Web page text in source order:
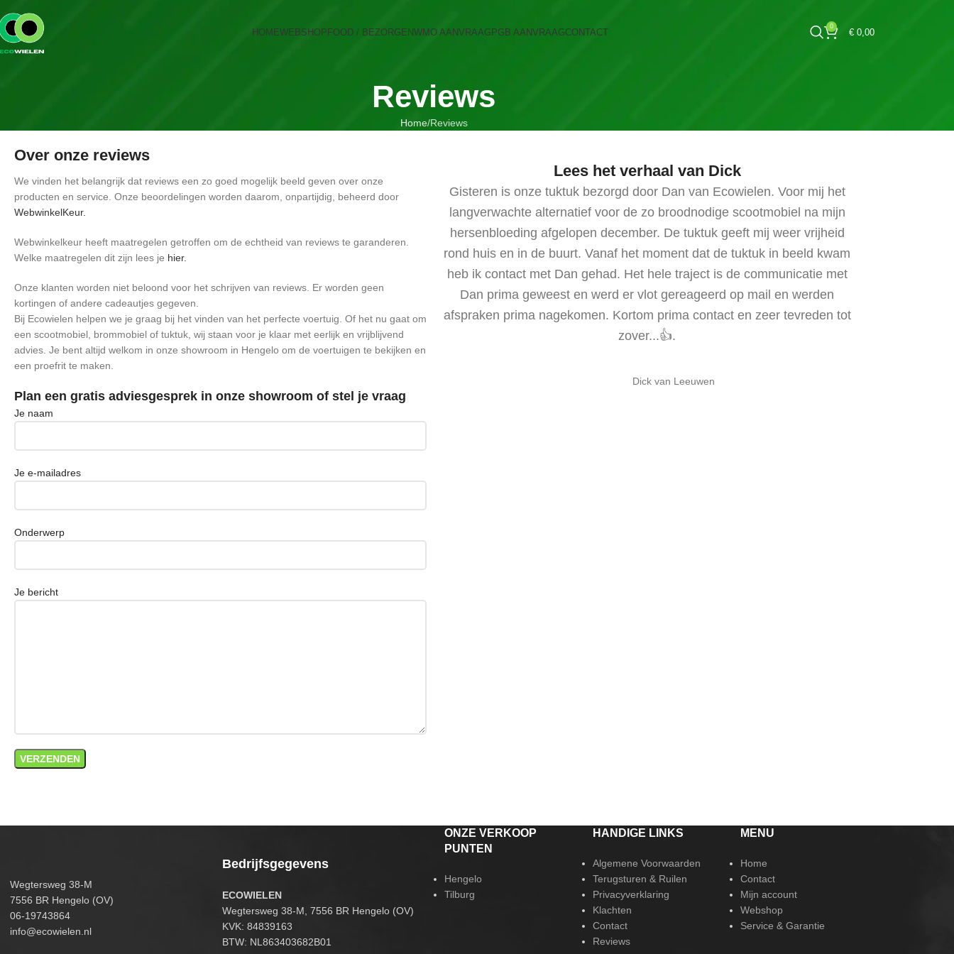
HOMEWEBSHOPFOOD / BEZORGENWMO AANVRAAGPGB AANVRAAGCONTACT
0
€ 0,00
Reviews
Home Reviews
Over onze reviews
We vinden het belangrijk dat reviews een zo goed mogelijk beeld geven over onze
producten en service. Onze beoordelingen worden daarom, onpartijdig, beheerd door
WebwinkelKeur.
Webwinkelkeur heeft maatregelen getroffen om de echtheid van reviews te garanderen.
Welke maatregelen dit zijn lees je hier.
Onze klanten worden niet beloond voor het schrijven van reviews. Er worden geen
kortingen of andere cadeautjes gegeven.
Bij Ecowielen helpen we je graag bij het vinden van het perfecte voertuig. Of het nu gaat om
een scootmobiel, brommobiel of tuktuk, wij staan voor je klaar met eerlijk en vrijblijvend
advies. Je bent altijd welkom in onze showroom in Hengelo om de voertuigen te bekijken en
een proefrit te maken.
Plan een gratis adviesgesprek in onze showroom of stel je vraag
Je naam
Je e-mailadres
Onderwerp
Je bericht
Lees het verhaal van Dick
Gisteren is onze tuktuk bezorgd door Dan van Ecowielen. Voor mij het
langverwachte alternatief voor de zo broodnodige scootmobiel na mijn
hersenbloeding afgelopen december. De tuktuk geeft mij weer vrijheid
rond huis en in de buurt. Vanaf het moment dat de tuktuk in beeld kwam
heb ik contact met Dan gehad. Het hele traject is de communicatie met
Dan prima geweest en werd er vlot gereageerd op mail en werden
afspraken prima nagekomen. Kortom prima contact en zeer tevreden tot
zover...👍.
Dick van Leeuwen
Wegtersweg 38-M
7556 BR Hengelo (OV)
06-19743864
info@ecowielen.nl
Bedrijfsgegevens
ECOWIELEN
Wegtersweg 38-M, 7556 BR Hengelo (OV)
KVK: 84839163
BTW: NL863403682B01
ONZE VERKOOP
PUNTEN
Hengelo
Tilburg
HANDIGE LINKS
Algemene Voorwaarden
Terugsturen & Ruilen
Privacyverklaring
Klachten
Contact
Reviews
MENU
Home
Contact
Mijn account
Webshop
Service & Garantie